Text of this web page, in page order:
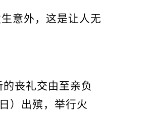
意外，这是让人无
丧礼交由至亲负
）出殡，举行火